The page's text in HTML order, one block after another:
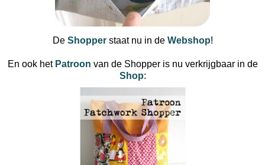
De Shopperstaat nu in de Webshop!
En ook het Patroon van de Shopper is nu verkrijgbaar in de
Shop: